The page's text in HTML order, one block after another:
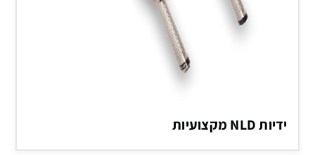
ידיות NLD מקצועיות